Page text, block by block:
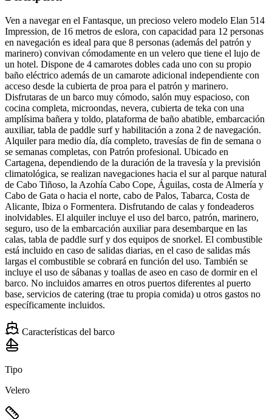
Ven a navegar en el Fantasque, un precioso velero modelo Elan 514
Impression, de 16 metros de eslora, con capacidad para 12 personas
en navegación es ideal para que 8 personas (además del patrón y
marinero) convivan cómodamente en un velero que tiene el lujo de
un hotel. Dispone de 4 camarotes dobles cada uno con su propio
baño eléctrico además de un camarote adicional independiente con
acceso desde la cubierta de proa para el patrón y marinero.
Disfrutaras de un barco muy cómodo, salón muy espacioso, con
cocina completa, microondas, nevera, cubierta de teka con una
amplísima bañera y toldo, plataforma de baño abatible, embarcación
auxiliar, tabla de paddle surf y habilitación a zona 2 de navegación.
Alquiler para medio día, día completo, travesías de fin de semana o
se semanas completas, con Patrón profesional. Ubicado en
Cartagena, dependiendo de la duración de la travesía y la previsión
climatológica, se realizan navegaciones hacia el sur al parque natural
de Cabo Tiñoso, la Azohía Cabo Cope, Águilas, costa de Almería y
Cabo de Gata o hacia el norte, cabo de Palos, Tabarca, Costa de
Alicante, Ibiza o Formentera. Disfrutando de calas y fondeaderos
inolvidables. El alquiler incluye el uso del barco, patrón, marinero,
seguro, uso de la embarcación auxiliar para desembarque en las
calas, tabla de paddle surf y dos equipos de snorkel. El combustible
está incluido en caso de salidas diarias, en el caso de salidas más
largas el combustible se cobrará en función del uso. También se
incluye el uso de sábanas y toallas de aseo en caso de dormir en el
barco. No incluidos amarres en otros puertos diferentes al puerto
base, servicios de catering (trae tu propia comida) u otros gastos no
específicamente incluidos.
Características del barco
Tipo
Velero